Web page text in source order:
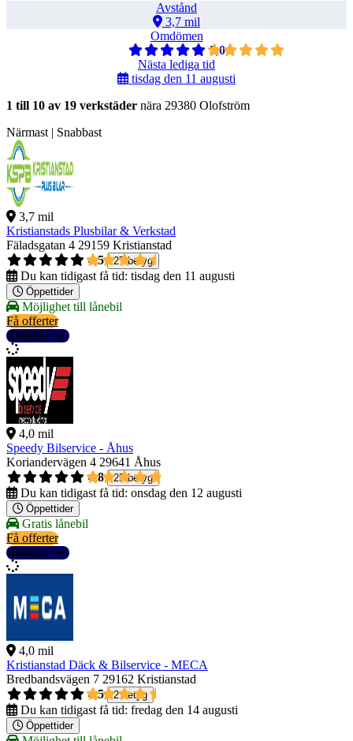
Avstånd
3,7 mil
Omdömen
5,0
Nästa lediga tid
tisdag den 11 augusti
1 till 10 av 19 verkstäder nära 29380 Olofström
Närmast | Snabbast
3,7 mil
Kristianstads Plusbilar & Verkstad
Fäladsgatan 4 29159 Kristianstad
4,5
27 betyg
Du kan tidigast få tid: tisdag den 11 augusti
Öppettider
Möjlighet till lånebil
Få offerter
Detaljer
4,0 mil
Speedy Bilservice - Åhus
Koriandervägen 4 29641 Åhus
4,8
25 betyg
Du kan tidigast få tid: onsdag den 12 augusti
Öppettider
Gratis lånebil
Få offerter
Detaljer
4,0 mil
Kristianstad Däck & Bilservice - MECA
Bredbandsvägen 7 29162 Kristianstad
4,5
2 betyg
Du kan tidigast få tid: fredag den 14 augusti
Öppettider